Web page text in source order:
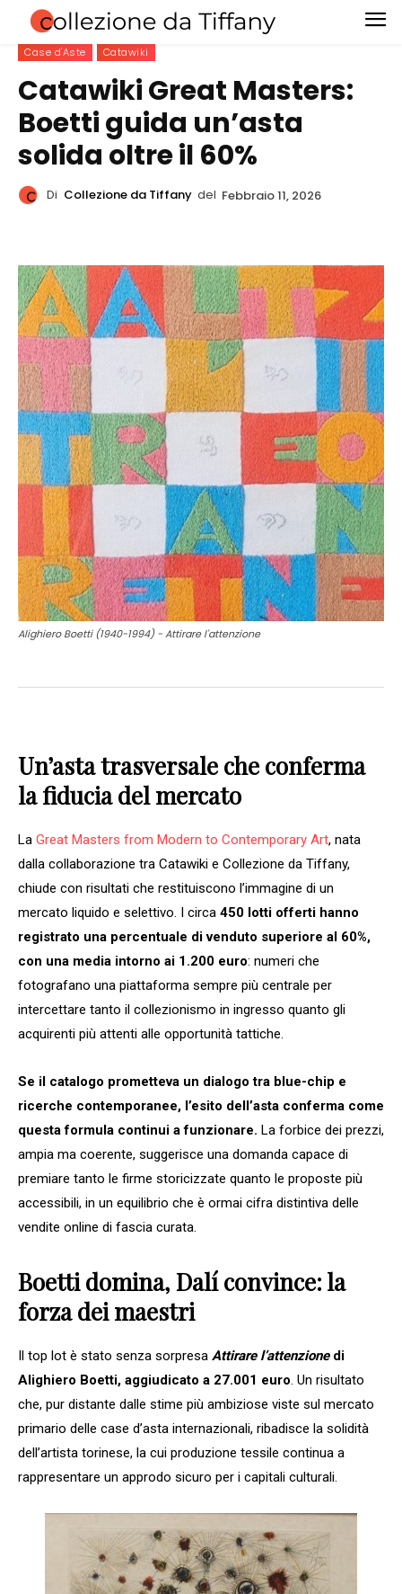
Case d'Aste Catawiki
Catawiki Great Masters:
Boetti guida un’asta
solida oltre il 60%
Di Collezione da Tiffany del Febbraio 11, 2026
Alighiero Boetti (1940-1994) - Attirare l'attenzione
Un’asta trasversale che conferma
la fiducia del mercato
La Great Masters from Modern to Contemporary Art, nata
dalla collaborazione tra Catawiki e Collezione da Tiffany,
chiude con risultati che restituiscono l’immagine di un
mercato liquido e selettivo. I circa 450 lotti offerti hanno
registrato una percentuale di venduto superiore al 60%,
con una media intorno ai 1.200 euro: numeri che
fotografano una piattaforma sempre più centrale per
intercettare tanto il collezionismo in ingresso quanto gli
acquirenti più attenti alle opportunità tattiche.
Se il catalogo prometteva un dialogo tra blue-chip e
ricerche contemporanee, l’esito dell’asta conferma come
questa formula continui a funzionare. La forbice dei prezzi,
ampia ma coerente, suggerisce una domanda capace di
premiare tanto le firme storicizzate quanto le proposte più
accessibili, in un equilibrio che è ormai cifra distintiva delle
vendite online di fascia curata.
Boetti domina, Dalí convince: la
forza dei maestri
Il top lot è stato senza sorpresa Attirare l’attenzionedi
Alighiero Boetti, aggiudicato a 27.001 euro . Un risultato
che, pur distante dalle stime più ambiziose viste sul mercato
primario delle case d’asta internazionali, ribadisce la solidità
dell’artista torinese, la cui produzione tessile continua a
rappresentare un approdo sicuro per i capitali culturali.